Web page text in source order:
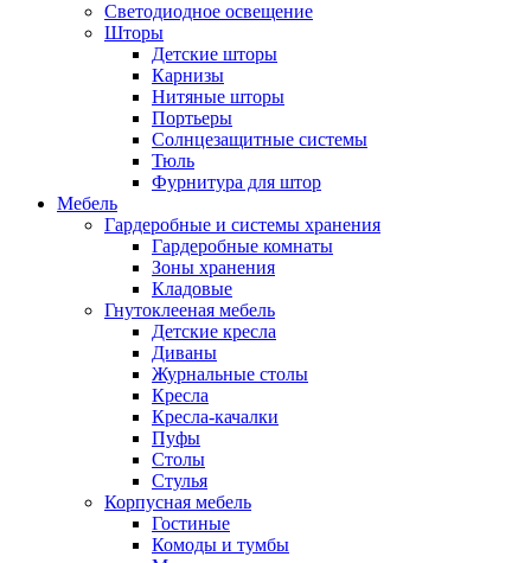
Светодиодное освещение
Шторы
Детские шторы
Карнизы
Нитяные шторы
Портьеры
Солнцезащитные системы
Тюль
Фурнитура для штор
Мебель
Гардеробные и системы хранения
Гардеробные комнаты
Зоны хранения
Кладовые
Гнутоклееная мебель
Детские кресла
Диваны
Журнальные столы
Кресла
Кресла-качалки
Пуфы
Столы
Стулья
Корпусная мебель
Гостиные
Комоды и тумбы